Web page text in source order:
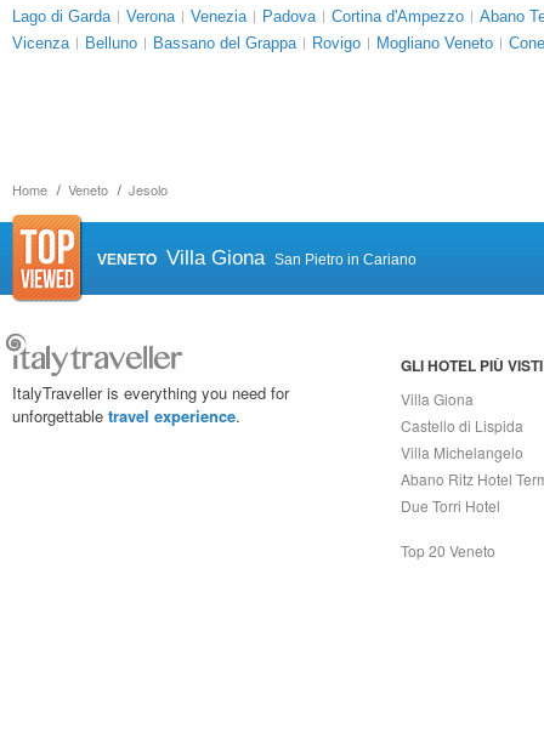
Home Veneto Jesolo
Lago di Garda Verona Venezia Padova Cortina d'Ampezzo
Abano
Vicenza
Belluno Bassano del Grappa Rovigo Mogliano Veneto
VENETO Villa Giona San Pietro in Cariano
ItalyTraveller is everything you need for
unforgettable travel experience.
GLI HOTEL PIÙ VISTI
Villa Giona
Castello di Lispida
Villa Michelangelo
Abano Ritz Hotel
Due Torri Hotel
Top 20 Veneto